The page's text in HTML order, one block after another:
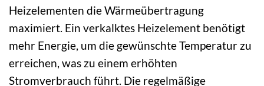
Heizelementen die Wärmeübertragung
maximiert. Ein verkalktes Heizelement benötigt
mehr Energie, um die gewünschte Temperatur zu
erreichen, was zu einem erhöhten
Stromverbrauch führt. Die regelmäßige